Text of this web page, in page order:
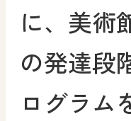
に、美術
の発達段
ログラム